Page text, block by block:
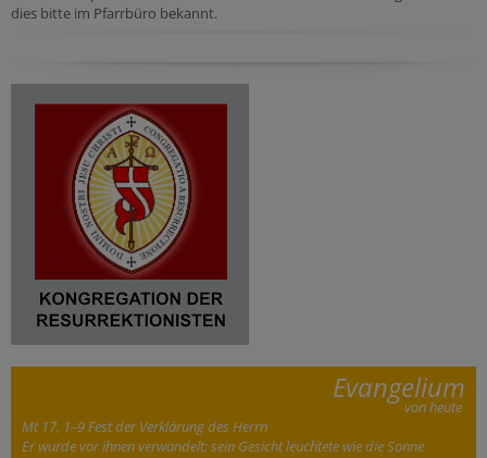
dies bitte im Pfarrbüro bekannt.
Evangelium
von heute
Mt 17, 1–9 Fest der Verklärung des Herrn
Er wurde vor ihnen verwandelt; sein Gesicht leuchtete wie die Sonne